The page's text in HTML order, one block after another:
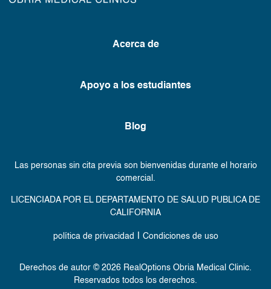
Acerca de
Apoyo a los estudiantes
Blog
Las personas sin cita previa son bienvenidas durante el horario
comercial.
LICENCIADA POR EL DEPARTAMENTO DE SALUD PUBLICA DE
CALIFORNIA
política de privacidad Condiciones de uso
Derechos de autor © 2026 RealOptions Obria Medical Clinic.
Reservados todos los derechos.